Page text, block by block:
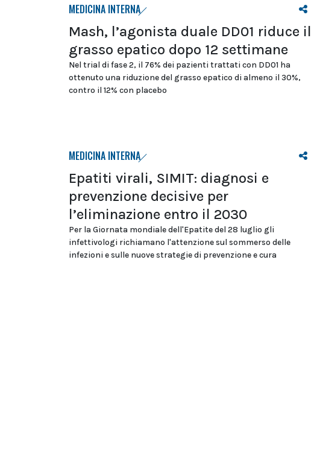
MEDICINA INTERNA
Mash, l’agonista duale DD01 riduce il
grasso epatico dopo 12 settimane
Nel trial di fase 2, il 76% dei pazienti trattati con DD01 ha
ottenuto una riduzione del grasso epatico di almeno il 30%,
contro il 12% con placebo
MEDICINA INTERNA
Epatiti virali, SIMIT: diagnosi e
prevenzione decisive per
l’eliminazione entro il 2030
Per la Giornata mondiale dell'Epatite del 28 luglio gli
infettivologi richiamano l'attenzione sul sommerso delle
infezioni e sulle nuove strategie di prevenzione e cura